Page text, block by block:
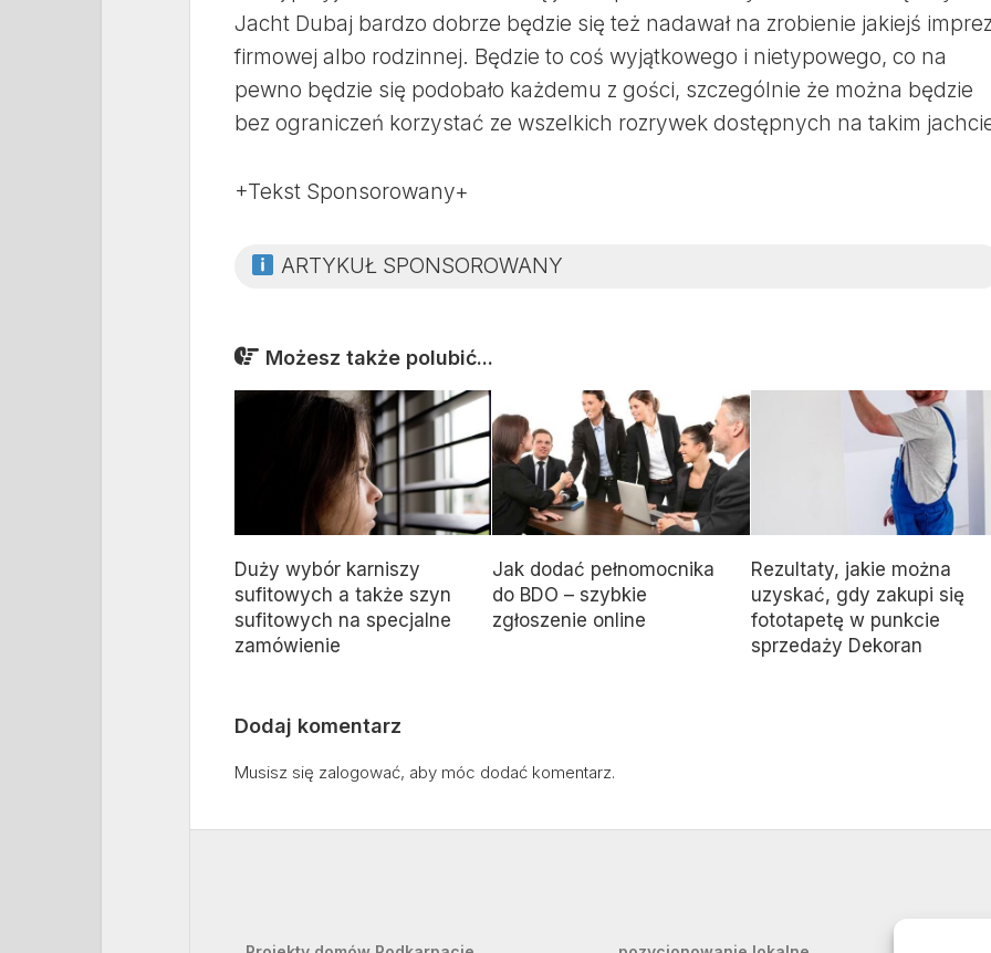
Jacht Dubaj bardzo dobrze będzie się też nadawał na zrobienie jakiejś
firmowej albo rodzinnej. Będzie to coś wyjątkowego i nietypowego, co na
pewno będzie się podobało każdemu z gości, szczególnie że można będzie
bez ograniczeń korzystać ze wszelkich rozrywek dostępnych na takim
+Tekst Sponsorowany+
ARTYKUŁ SPONSOROWANY
Możesz także polubić...
Duży wybór karniszy
sufitowych a także szyn
sufitowych na specjalne
zamówienie
Jak dodać pełnomocnika
do BDO – szybkie
zgłoszenie online
Rezultaty, jakie można
uzyskać, gdy zakupi się
fototapetę w punkcie
sprzedaży Dekoran
Dodaj komentarz
Musisz się zalogować, aby móc dodać komentarz.